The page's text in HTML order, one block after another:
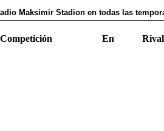
Maksimir Stadion en todas las
Competición En Rival